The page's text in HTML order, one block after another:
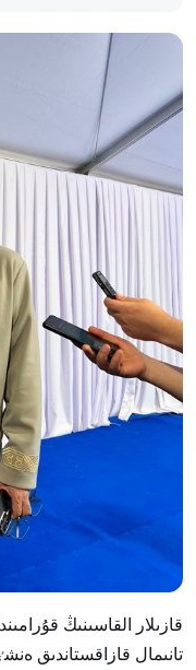
قازىلار القاسىنىڭ
تانىمال قازاقستاندىق